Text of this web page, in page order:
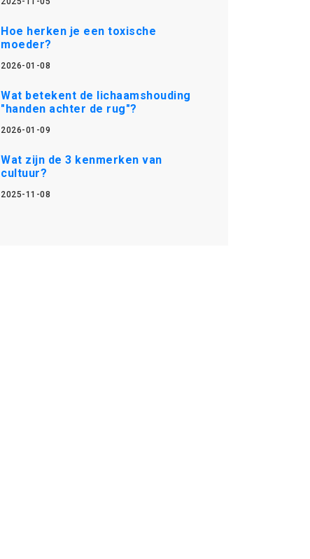
Hoe herken je een toxische
moeder?
2026-01-08
Wat betekent de lichaamshouding
"handen achter de rug"?
2026-01-09
Wat zijn de 3 kenmerken van
cultuur?
2025-11-08